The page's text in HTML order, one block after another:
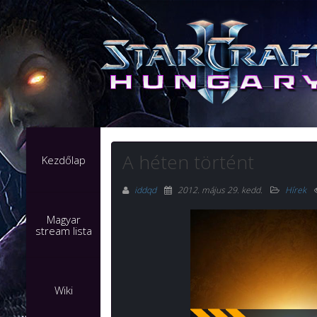
Kezdőlap
Magyar
stream lista
Wiki
A héten történt
iddqd 2012. május 29. kedd. Hírek